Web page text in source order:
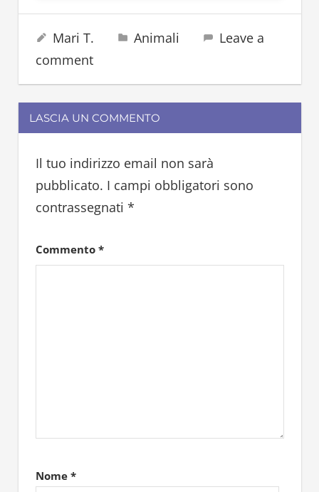
28 Agosto 2024
Mari T. Animali
Leave a
comment
LASCIA UN COMMENTO
Il tuo indirizzo email non sarà
pubblicato. I campi obbligatori sono
contrassegnati *
Commento *
Nome *